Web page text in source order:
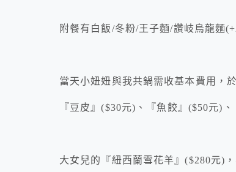
附餐有白飯/冬粉/王子麵/讚岐烏龍麵
當天小妞妞與我共鍋需收基本費用，
『豆皮』($30元)、『魚餃』($50元)
大女兒的『紐西蘭雪花羊』($280元)